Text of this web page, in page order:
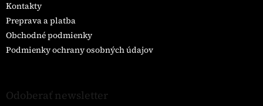
Kontakty
Preprava a platba
Obchodné podmienky
Podmienky ochrany osobných údajov
Odoberať newsletter